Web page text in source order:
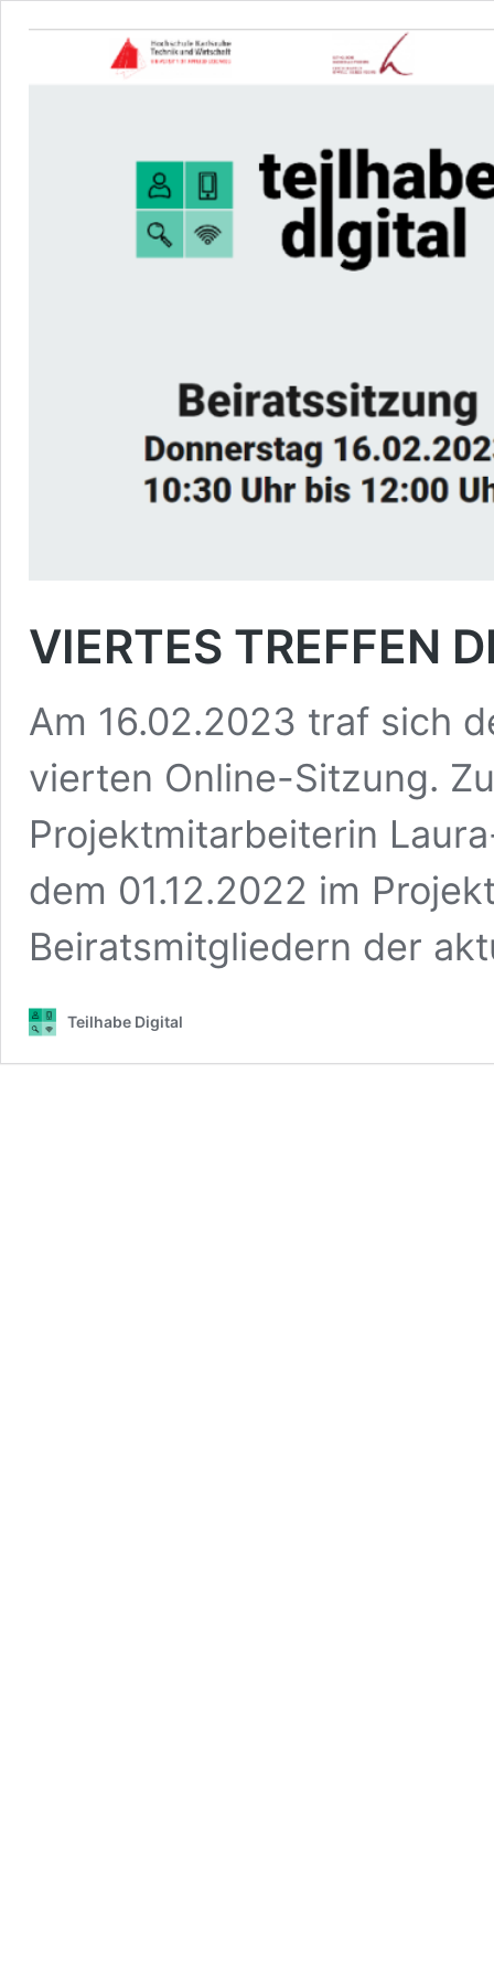
VIERTES TREFFEN
Am 16.02.2023 traf sich
vierten Online-Sitzung.
Projektmitarbeiterin
dem 01.12.2022 im
Beiratsmitgliedern der
Teilhabe Digital